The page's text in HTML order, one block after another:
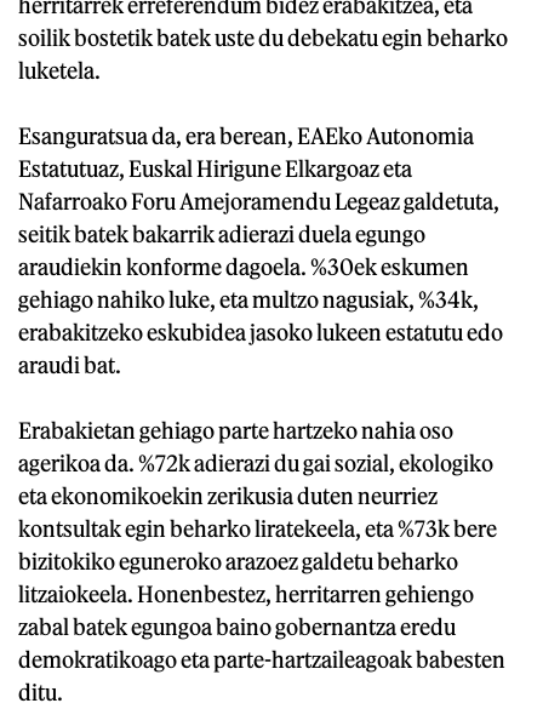
soilik bostetik batek uste du debekatu egin beharko
luketela.
Esanguratsua da, era berean, EAEko Autonomia
Estatutuaz, Euskal Hirigune Elkargoaz eta
Nafarroako Foru Amejoramendu Legeaz galdetuta,
seitik batek bakarrik adierazi duela egungo
araudiekin konforme dagoela. %30ek eskumen
gehiago nahiko luke, eta multzo nagusiak, %34k,
erabakitzeko eskubidea jasoko lukeen estatutu edo
araudi bat.
Erabakietan gehiago parte hartzeko nahia oso
agerikoa da. %72k adierazi du gai sozial, ekologiko
eta ekonomikoekin zerikusia duten neurriez
kontsultak egin beharko liratekeela, eta %73k bere
bizitokiko eguneroko arazoez galdetu beharko
litzaiokeela. Honenbestez, herritarren gehiengo
zabal batek egungoa baino gobernantza eredu
demokratikoago eta parte-hartzaileagoak babesten
ditu.